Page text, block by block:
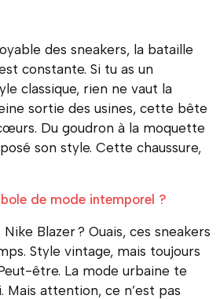
des sneakers, la bataille
constante. Si tu as un
classique, rien ne vaut la
sortie des usines, cette bête
Du goudron à la moquette
son style. Cette chaussure,
de mode intemporel ?
Nike Blazer ? Ouais, ces sneakers
Style vintage, mais toujours
être. La mode urbaine te
Mais attention, ce n’est pas